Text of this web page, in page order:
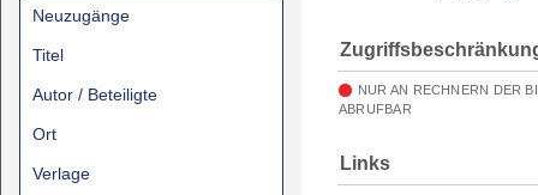
Neuzugänge
Titel
Autor / Beteiligte
Ort
Verlage
NUR AN RECHNERN DER
ABRUFBAR
Links